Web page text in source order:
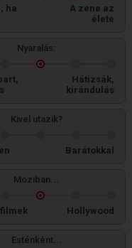
ha
A zene az
élete
Nyaralás:
Hátizsák,
kirándulás
Kivel utazik?
Barátokkal
Moziban...
Hollywood
Esténként...